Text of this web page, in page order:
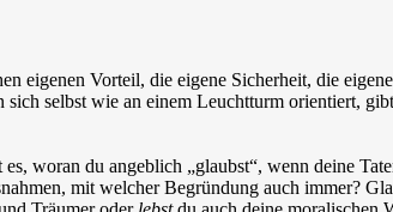
eigenen Vorteil, die eigene Sicherheit, die
selbst wie an einem Leuchtturm orientiert,
woran du angeblich „glaubst“, wenn deine
mit welcher Begründung auch immer?